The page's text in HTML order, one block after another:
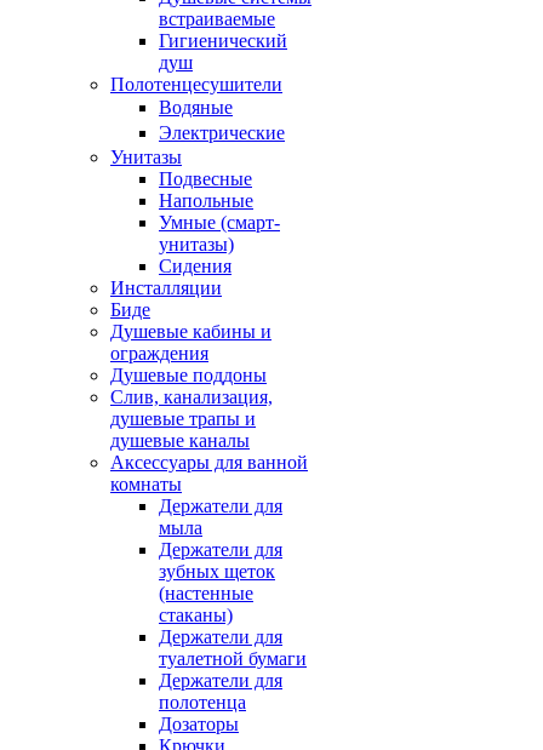
встраиваемые
Гигиенический
душ
Полотенцесушители
ㅤВодяные
ㅤЭлектрические
Унитазы
Подвесные
Напольные
Умные (смарт-
унитазы)
Сидения
Инсталляции
Биде
Душевые кабины и
ограждения
Душевые поддоны
Слив, канализация,
душевые трапы и
душевые каналы
Аксессуары для ванной
комнаты
Держатели для
мыла
Держатели для
зубных щеток
(настенные
стаканы)
Держатели для
туалетной бумаги
Держатели для
полотенца
Дозаторы
Крючки